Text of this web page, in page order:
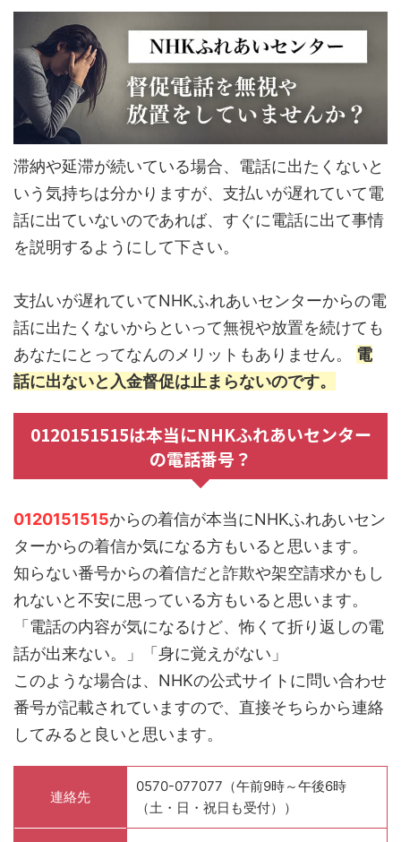
滞納や延滞が続いている場合、電話に出たくないと
いう気持ちは分かりますが、支払いが遅れていて電
話に出ていないのであれば、すぐに電話に出て事情
を説明するようにして下さい。
支払いが遅れていてNHKふれあいセンターからの電
話に出たくないからといって無視や放置を続けても
あなたにとってなんのメリットもありません。 電
話に出ないと入金督促は止まらないのです。
0120151515は本当にNHKふれあいセンター
の電話番号？
0120151515からの着信が本当にNHKふれあいセン
ターからの着信か気になる方もいると思います。
知らない番号からの着信だと詐欺や架空請求かもし
れないと不安に思っている方もいると思います。
「電話の内容が気になるけど、怖くて折り返しの電
話が出来ない。」「身に覚えがない」
このような場合は、NHKの公式サイトに問い合わせ
番号が記載されていますので、直接そちらから連絡
してみると良いと思います。
連絡先
0570-077077（午前9時～午後6時
（土・日・祝日も受付））